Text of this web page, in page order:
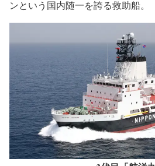
「さんわ丸」の離礁作業を実施し
竣工したばかりの3代目。メイン
9,000kw（約12,000馬力）、曳航
ンという国内随一を誇る救助船。